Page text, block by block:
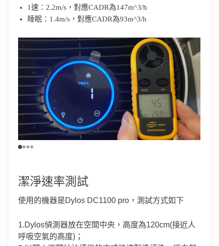
1速：2.2m/s，對應CADR為147m^3/h
睡眠：1.4m/s，對應CADR為93m^3/h
潔淨速率測試
使用的機器是Dylos DC1100 pro，測試方式如下
1.Dylos偵測器放在空間中央，高度為120cm(接近人
呼吸空氣的高度)；